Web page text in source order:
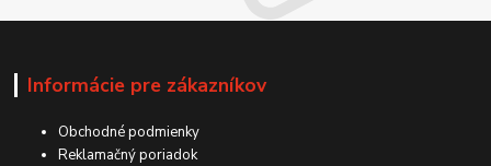
Informácie pre zákazníkov
Obchodné podmienky
Reklamačný poriadok